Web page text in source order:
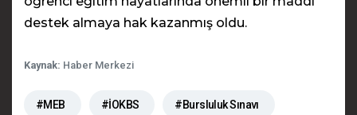
destek almaya hak kazanmış oldu.
Kaynak: Haber Merkezi
#MEB #İOKBS #Bursluluk Sınavı